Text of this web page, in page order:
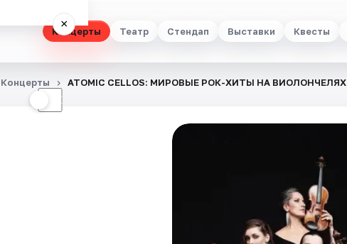
Концерты Театр Стендап Выставки Квесты
×
☾
Концерты ATOMIC CELLOS: МИРОВЫЕ РОК-ХИТЫ НА ВИОЛОНЧЕЛЯХ